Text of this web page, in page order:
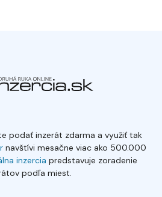
podať inzerát zdarma a využiť tak
navštívi mesačne viac ako 500.000
inzercia predstavuje zoradenie
podľa miest.